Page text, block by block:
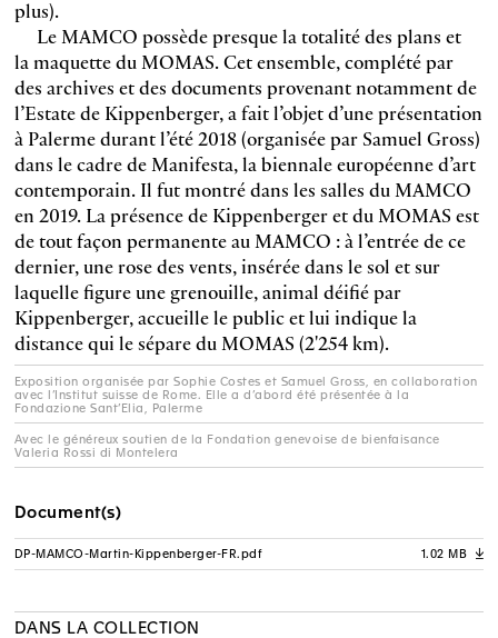
plus).
Le MAMCO possède presque la totalité des plans et
la maquette du MOMAS. Cet ensemble, complété par
des archives et des documents provenant notamment de
l’Estate de Kippenberger, a fait l’objet d’une présentation
à Palerme durant l’été 2018 (organisée par Samuel Gross)
dans le cadre de Manifesta, la biennale européenne d’art
contemporain. Il fut montré dans les salles du MAMCO
en 2019. La présence de Kippenberger et du MOMAS est
de tout façon permanente au MAMCO : à l’entrée de ce
dernier, une rose des vents, insérée dans le sol et sur
laquelle figure une grenouille, animal déifié par
Kippenberger, accueille le public et lui indique la
distance qui le sépare du MOMAS (2'254 km).
Exposition organisée par Sophie Costes et Samuel Gross, en collaboration
avec l’Institut suisse de Rome. Elle a d’abord été présentée à la
Fondazione Sant’Elia, Palerme
Avec le généreux soutien de la Fondation genevoise de bienfaisance
Valeria Rossi di Montelera
Document(s)
DP-MAMCO-Martin-Kippenberger-FR.pdf A
1.02 MB
DANS LA COLLECTION